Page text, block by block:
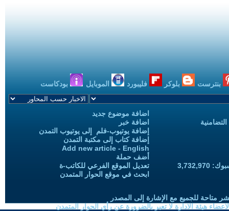
بنترست بلوكر فليبورد الموبايل بودكاست
اضافة موضوع جديد
اضافة خبر
إضافة يوتيوب-فلم إلى يوتيوب التمدن
إضافة كتاب إلى مكتبة التمدن
Add new article - English
أضف حملة
تعديل الموقع الفرعي للكاتب-ة
ابحث في موقع الحوار المتمدن
متاحة للجميع مع الإشارة إلى المصدر
هيئة الادارة لا تعبر بالضرورة عن رأي الحوار المتمدن